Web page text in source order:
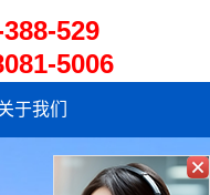
388-529
5006
于我们